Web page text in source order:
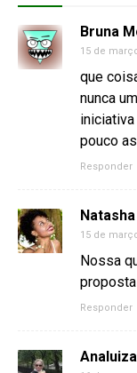
Bruna
15 de
que
nunca
pouco
Responder
15 de
Nossa
Responder